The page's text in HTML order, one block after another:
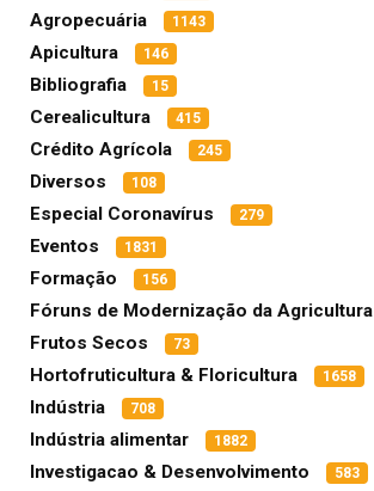
Agropecuária 1143
Apicultura 146
Bibliografia 15
Cerealicultura 415
Crédito Agrícola 245
Diversos 108
Especial Coronavírus 279
Eventos 1831
Formação 156
Fóruns de Modernização da Agricultura
Frutos Secos 73
Hortofruticultura & Floricultura 1658
Indústria 708
Indústria alimentar 1882
Investigacao & Desenvolvimento 583